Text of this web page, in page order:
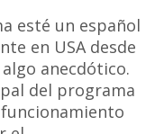
esté un español
en USA desde
anecdótico.
del programa